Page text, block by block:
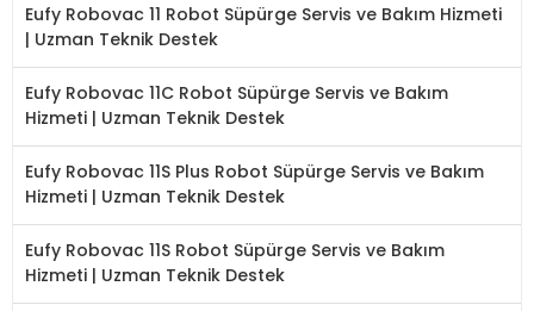
Eufy Robovac 11 Robot Süpürge Servis ve Bakım Hizmeti
| Uzman Teknik Destek
Eufy Robovac 11C Robot Süpürge Servis ve Bakım
Hizmeti | Uzman Teknik Destek
Eufy Robovac 11S Plus Robot Süpürge Servis ve Bakım
Hizmeti | Uzman Teknik Destek
Eufy Robovac 11S Robot Süpürge Servis ve Bakım
Hizmeti | Uzman Teknik Destek